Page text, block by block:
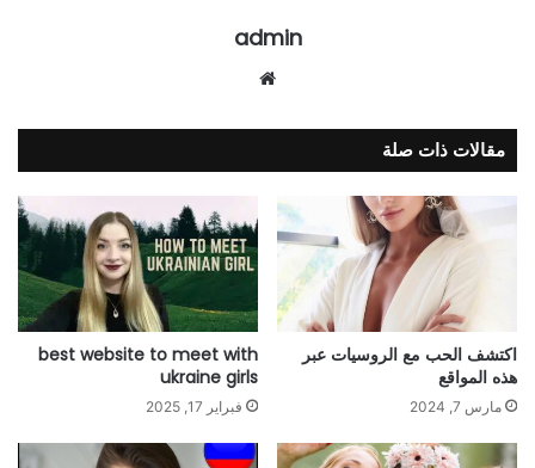
admin
مقالات ذات صلة
اكتشف الحب مع الروسيات عبر
هذه المواقع
مارس 7, 2024
best website to meet with
ukraine girls
فبراير 17, 2025